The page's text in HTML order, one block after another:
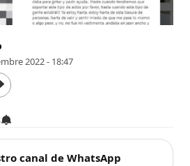
2022 - 18:47
canal de WhatsApp